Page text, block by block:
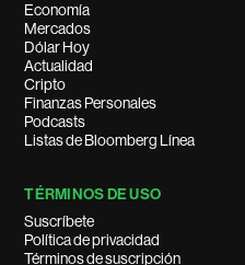
Economía
Mercados
Dólar Hoy
Actualidad
Cripto
Finanzas Personales
Podcasts
Listas de Bloomberg Línea
TÉRMINOS DE USO
Suscríbete
Política de privacidad
Términos de suscripción